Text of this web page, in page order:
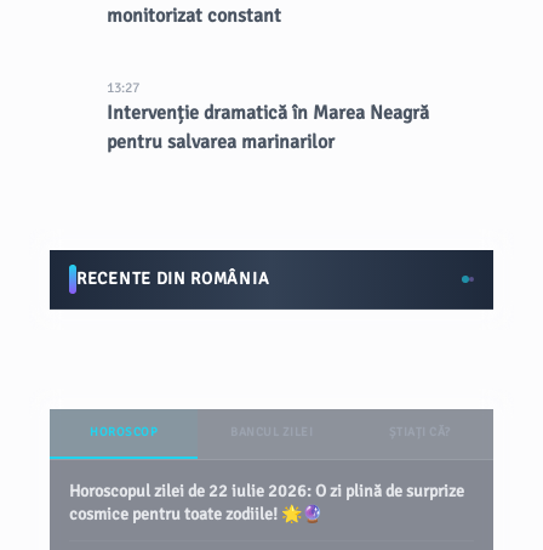
monitorizat constant
13:27
Intervenție dramatică în Marea Neagră
pentru salvarea marinarilor
RECENTE DIN ROMÂNIA
HOROSCOP
Horoscopul zilei de 22 iulie 2026: O zi plină de surprize
cosmice pentru toate zodiile! 🌟🔮